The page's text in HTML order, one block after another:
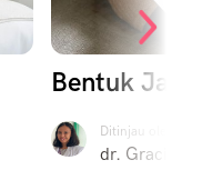
Bentuk
Ditinjau oleh
dr. Gracia